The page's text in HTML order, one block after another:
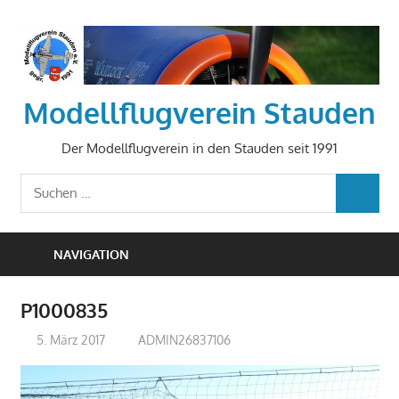
springen
Modellflugverein Stauden
Der Modellflugverein in den Stauden seit 1991
Suchen
NAVIGATION
P1000835
5. März 2017 ADMIN26837106